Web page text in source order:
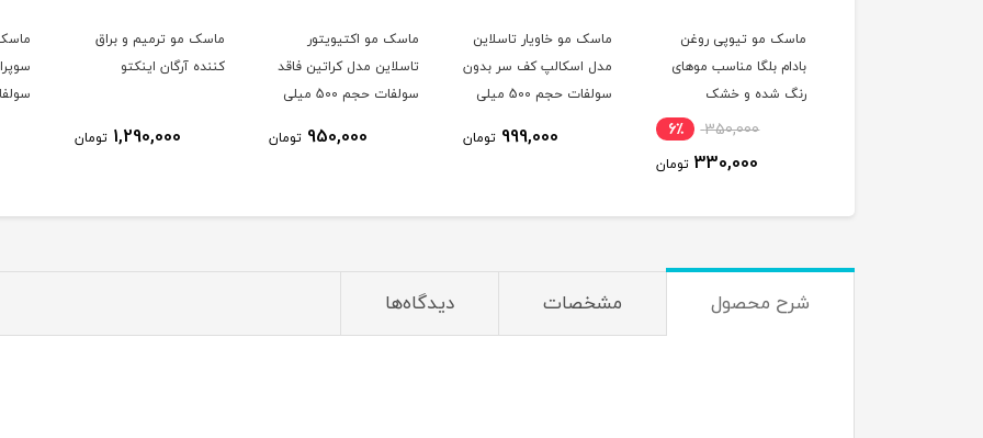
ماسک مو تیوپی روغن
بادام بلگا مناسب موهای
رنگ شده و خشک
350,000 6٪
330,000 تومان
ماسک مو خاویار تاسلاین
مدل اسکالپ کف سر بدون
سولفات حجم 500 میلی
999,000 تومان
ماسک مو اکتیویتور
تاسلاین مدل کراتین فاقد
سولفات حجم 500 میلی
950,000 تومان
ماسک مو ترمیم و براق
کننده آرگان اینکتو
1,290,000 تومان
شرح محصول مشخصات دیدگاه‌ها